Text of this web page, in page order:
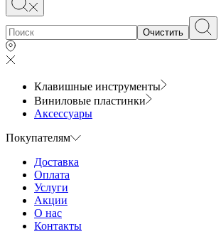
Очистить
Клавишные инструменты
Виниловые пластинки
Аксессуары
Покупателям
Доставка
Оплата
Услуги
Акции
О нас
Контакты